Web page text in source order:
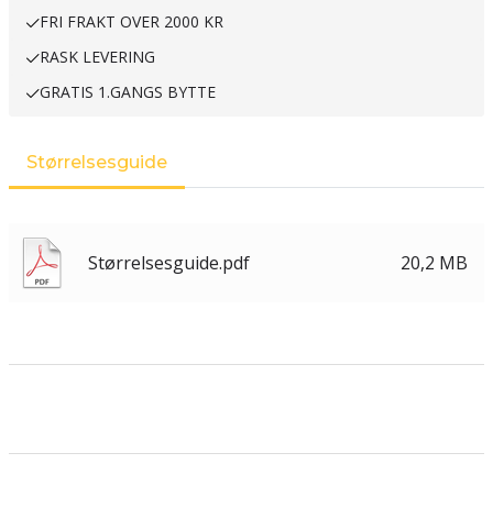
FRI FRAKT OVER 2000 KR
RASK LEVERING
GRATIS 1.GANGS BYTTE
Størrelsesguide
Størrelsesguide.pdf 20,2 MB